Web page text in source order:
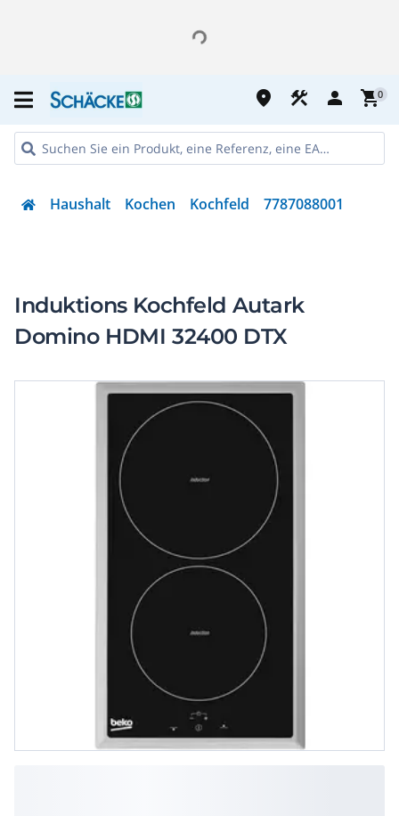
place construction person shopping_cart0
Haushalt Kochen Kochfeld 7787088001
Induktions Kochfeld Autark
Domino HDMI 32400 DTX